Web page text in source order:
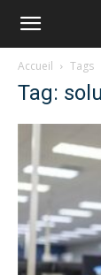
Accueil Tags
Tag: